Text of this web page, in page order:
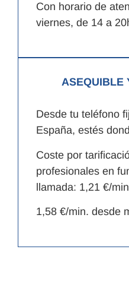
Con horario de
viernes, de 14 a
ASEQUIBLE
Desde tu teléfono
España, estés
Coste por
profesionales en
llamada: 1,21 €/
1,58 €/min. desde